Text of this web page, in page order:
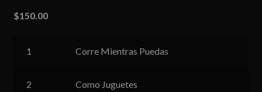
$150.00
1 Corre Mientras Puedas
2 Como Juguetes